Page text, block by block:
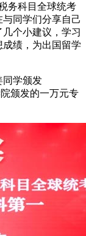
务科目全球统考
同学们分享自己
个小建议，学习
绩，为出国留学
同学颁发
颁发的一万元专